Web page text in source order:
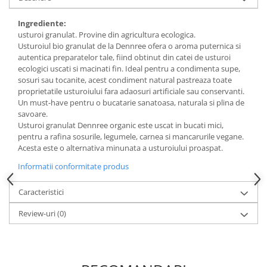
Budinca bio
Indulcitori bio
Inghetata bio si decoratiuni
Ingrediente bio pentru copt
Masline bio si antipasti
Antipasti bio
Masline bio
Pesto bio
Musli si terci
Fulgi din cereale bio
Musli bio
Terci bio
Orez bio si leguminoase
Ingrediente:
usturoi granulat. Provine din agricultura ecologica.
Usturoiul bio granulat de la Dennree ofera o aroma puternica si
autentica preparatelor tale, fiind obtinut din catei de usturoi
ecologici uscati si macinati fin. Ideal pentru a condimenta supe,
sosuri sau tocanite, acest condiment natural pastreaza toate
proprietatile usturoiului fara adaosuri artificiale sau conservanti.
Un must-have pentru o bucatarie sanatoasa, naturala si plina de
savoare.
Usturoi granulat Dennree organic este uscat in bucati mici,
pentru a rafina sosurile, legumele, carnea si mancarurile vegane.
Acesta este o alternativa minunata a usturoiului proaspat.
Informatii conformitate produs
Caracteristici
Review-uri(0)